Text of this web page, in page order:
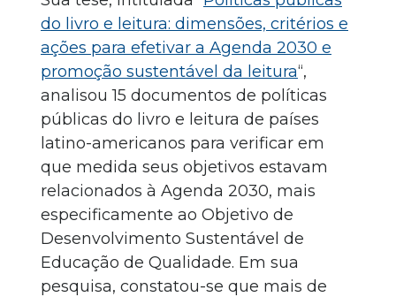
do livro e leitura: dimensões, critérios e
ações para efetivar a Agenda 2030 e
promoção sustentável da leitura“,
analisou 15 documentos de políticas
públicas do livro e leitura de países
latino-americanos para verificar em
que medida seus objetivos estavam
relacionados à Agenda 2030, mais
especificamente ao Objetivo de
Desenvolvimento Sustentável de
Educação de Qualidade. Em sua
pesquisa, constatou-se que mais de